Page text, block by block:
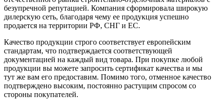
безупречной репутацией. Компания сформировала широкую
дилерскую сеть, благодаря чему ее продукция успешно
продается на территории РФ, СНГ и ЕС.
Качество продукции строго соответствует европейским
стандартам, что подтверждается соответствующей
документацией на каждый вид товара. При покупке любой
продукции вы можете запросить сертификат качества и мы
тут же вам его предоставим. Помимо того, отменное качество
подтверждено высоким, постоянно растущим спросом со
стороны покупателей.